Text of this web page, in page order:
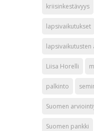
kriisinkestävyys
lapsivaikutukset
lapsivaikutusten
Liisa Horelli
palkinto
Suomen
Suomen pankki